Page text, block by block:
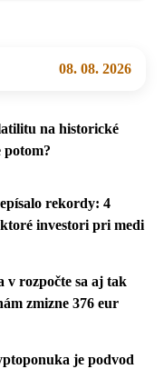
08. 08. 2026
na historické
potom?
rekordy: 4
investori pri medi
v rozpočte sa aj tak
zmizne 376 eur
je podvod